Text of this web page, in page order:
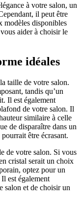
à votre salon, un
il peut être
modèles disponibles
aider à choisir le
idéales
taille de votre salon.
tandis qu’un
Il est également
de votre salon. Il
similaire à celle
de disparaître dans un
être écrasant.
de votre salon. Si vous
cristal serait un choix
optez pour un
est également
salon et de choisir un